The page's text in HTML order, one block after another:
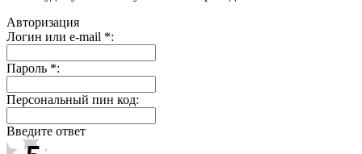
Авторизация
Логин или e-mail *:
Пароль *:
Персональный пин код:
Введите ответ